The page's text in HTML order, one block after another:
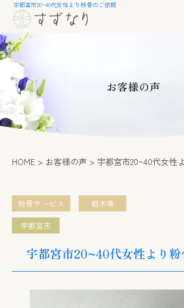
宇都宮市20~40代女性より粉骨のご依頼
お客様の声
HOME お客様の声 宇都宮市20~40代女性
粉骨サービス
栃木県
宇都宮市
宇都宮市20~40代女性より